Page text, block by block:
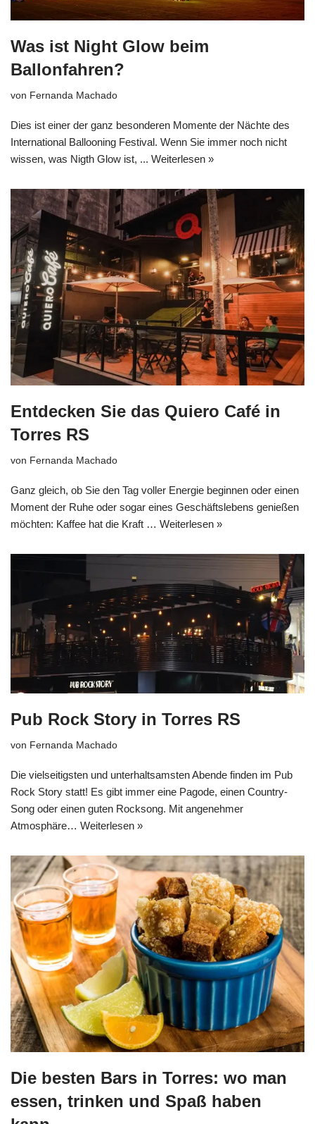
Was ist Night Glow beim
Ballonfahren?
von Fernanda Machado
Dies ist einer der ganz besonderen Momente der Nächte des
International Ballooning Festival. Wenn Sie immer noch nicht
wissen, was Nigth Glow ist, ... Weiterlesen »
Entdecken Sie das Quiero Café in
Torres RS
von Fernanda Machado
Ganz gleich, ob Sie den Tag voller Energie beginnen oder einen
Moment der Ruhe oder sogar eines Geschäftslebens genießen
möchten: Kaffee hat die Kraft … Weiterlesen »
Pub Rock Story in Torres RS
von Fernanda Machado
Die vielseitigsten und unterhaltsamsten Abende finden im Pub
Rock Story statt! Es gibt immer eine Pagode, einen Country-
Song oder einen guten Rocksong. Mit angenehmer
Atmosphäre… Weiterlesen »
Die besten Bars in Torres: wo man
essen, trinken und Spaß haben